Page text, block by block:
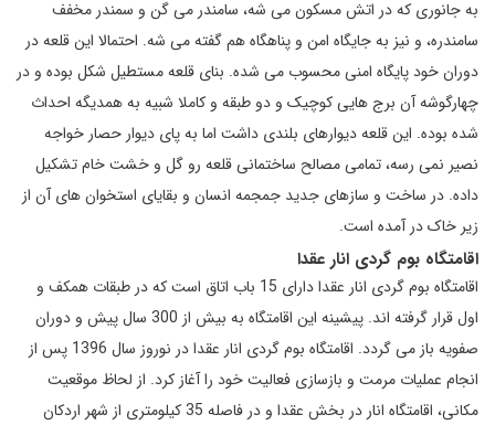
به جانوری که در اتش مسکون می شه، سامندر می گن و سمندر مخفف
سامندره، و نیز به جایگاه امن و پناهگاه هم گفته می شه. احتمالا این قلعه در
دوران خود پایگاه امنی محسوب می شده. بنای قلعه مستطیل شکل بوده و در
چهارگوشه آن برج هایی کوچیک و دو طبقه و کاملا شبیه به همدیگه احداث
شده بوده. این قلعه دیوارهای بلندی داشت اما به پای دیوار حصار خواجه
نصیر نمی رسه، تمامی مصالح ساختمانی قلعه رو گل و خشت خام تشکیل
داده. در ساخت و سازهای جدید جمجمه انسان و بقایای استخوان های آن از
زیر خاک در آمده است.
اقامتگاه بوم گردی انار عقدا
اقامتگاه بوم گردی انار عقدا دارای 15 باب اتاق است که در طبقات همکف و
اول قرار گرفته اند. پیشینه این اقامتگاه به بیش از 300 سال پیش و دوران
صفویه باز می گردد. اقامتگاه بوم گردی انار عقدا در نوروز سال 1396 پس از
انجام عملیات مرمت و بازسازی فعالیت خود را آغاز کرد. از لحاظ موقعیت
مکانی، اقامتگاه انار در بخش عقدا و در فاصله 35 کیلومتری از شهر اردکان